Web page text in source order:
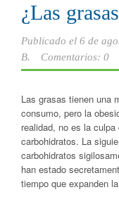
¿Las
Publicado el 6 de
B.
Comentarios: 0
Las grasas tienen una
consumo, pero la
realidad, no es la
carbohidratos. La
carbohidratos
han estado
tiempo que expanden